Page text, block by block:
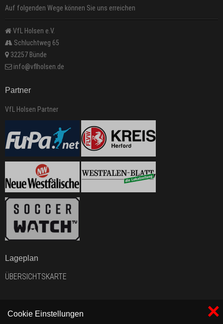
×
Cookie Einstellungen
Auf folgenden Wege können Sie uns erreichen
VfL Holsen e.V.
Schluchtweg 65
32257 Bünde
info@vflholsen.de
Partner
VfL Holsen Partner
Lageplan
ÜBERSICHTSKARTE